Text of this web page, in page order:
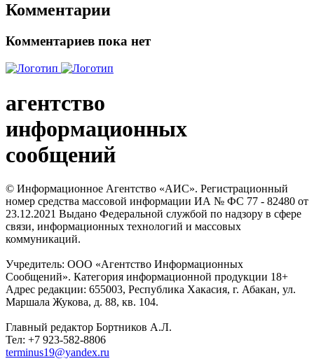
Комментарии
Комментариев пока нет
агентство
информационных
сообщений
© Информационное Агентство «АИС». Регистрационный
номер средства массовой информации ИА № ФС 77 - 82480 от
23.12.2021 Выдано Федеральной службой по надзору в сфере
связи, информационных технологий и массовых
коммуникаций.
Учредитель: ООО «Агентство Информационных
Сообщений». Категория информационной продукции 18+
Адрес редакции: 655003, Республика Хакасия, г. Абакан, ул.
Маршала Жукова, д. 88, кв. 104.
Главный редактор Бортников А.Л.
Тел: +7 923-582-8806
terminus19@yandex.ru